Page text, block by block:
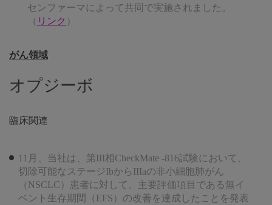
センファーマによって共同で実施されました。
（ リンク ）
がん領域
オプジーボ
臨床関連
11月、当社は、第III相CheckMate -816試験において、
切除可能なステージIbからIIIaの非小細胞肺がん
（NSCLC）患者に対して、主要評価項目である無イ
ベント生存期間（EFS）の改善を達成したことを発表